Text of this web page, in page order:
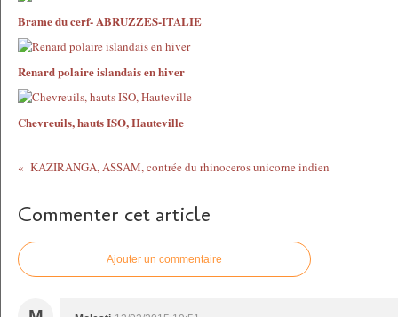
Brame du cerf- ABRUZZES-ITALIE
Renard polaire islandais en hiver
Chevreuils, hauts ISO, Hauteville
KAZIRANGA, ASSAM, contrée du rhinoceros unicorne indien
Commenter cet article
Ajouter un commentaire